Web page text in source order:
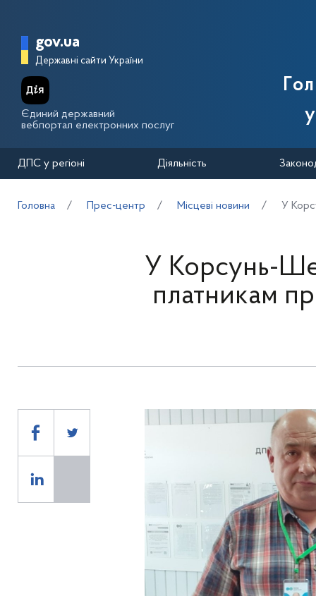
Головна сторінка Державної
gov.ua
Державні сайти України
Єдиний державний
вебпортал електронних послуг
ДПС у регіоні Діяльність
Головна Прес-центр Місцеві новини У
У Корсунь-
платникам